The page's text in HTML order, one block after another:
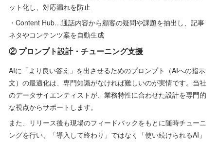
ット化し、対応漏れを防止
・Content Hub…通話内容から顧客の疑問や課題を抽出し、記事
ネタやコンテンツ案を自動生成
② プロンプト設計・チューニング支援
AIに「より良い答え」を出させるためのプロンプト（AIへの指示
文）の最適化は、専門知識がなければ難しいのが実情です。当社
のデータサイエンティストが、業務特性に合わせた設計を専門的
な視点からサポートします。
また、リリース後も現場のフィードバックをもとに随時チューニ
ングを行い、「導入して終わり」ではなく「使い続けられるAI」